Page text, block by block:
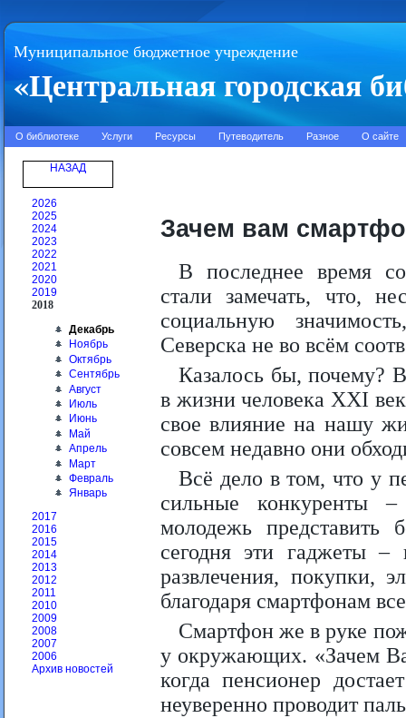
Муниципальное бюджетное учреждение
«Центральная городская
О библиотеке Услуги Ресурсы Путеводитель Разное О сайте
НАЗАД
2026
2025
2024
2023
2022
2021
2020
2019
2018
Декабрь
Ноябрь
Октябрь
Сентябрь
Август
Июль
Июнь
Май
Апрель
Март
Февраль
Январь
2017
2016
2015
2014
2013
2012
2011
2010
2009
2008
2007
2006
Архив новостей
Зачем вам
В последнее время
стали замечать, что,
социальную
Северска не во всём
Казалось бы, почему?
в жизни человека XXI
свое влияние на нашу
совсем недавно они
Всё дело в том, что у
сильные конкуренты
молодежь представить
сегодня эти гаджеты –
развлечения, покупки,
благодаря смартфонам
Смартфон же в руке
у окружающих. «Зачем
когда пенсионер
неуверенно проводит